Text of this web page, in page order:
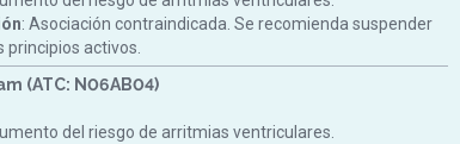
: Asociación contraindicada. Se recomienda suspender
principios activos.
(ATC: N06AB04)
del riesgo de arritmias ventriculares.